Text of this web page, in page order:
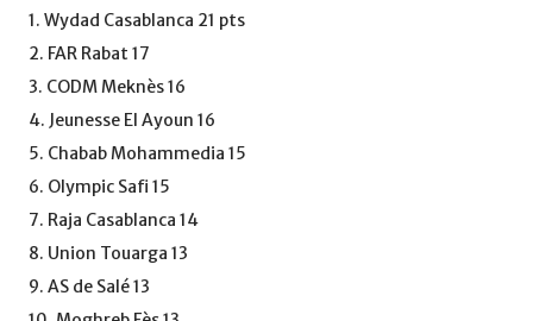
1. Wydad Casablanca 21 pts
2. FAR Rabat 17
3. CODM Meknès 16
4. Jeunesse El Ayoun 16
5. Chabab Mohammedia 15
6. Olympic Safi 15
7. Raja Casablanca 14
8. Union Touarga 13
9. AS de Salé 13